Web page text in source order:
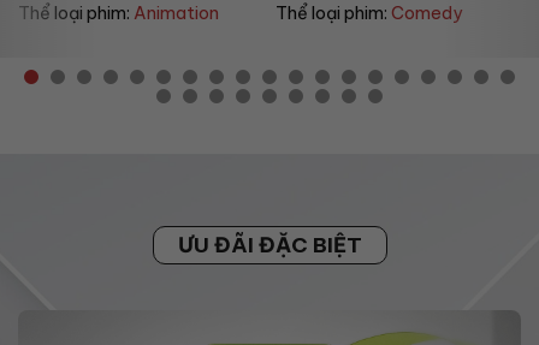
Thể loại phim:Comedy Thể loại phim:Horror
ƯU ĐÃI ĐẶC BIỆT